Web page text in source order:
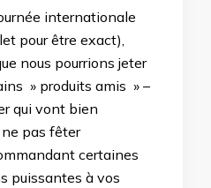
internationale
pour être exact),
nous pourrions jeter
» produits amis » –
qui vont bien
pas fêter
certaines
puissantes à vos